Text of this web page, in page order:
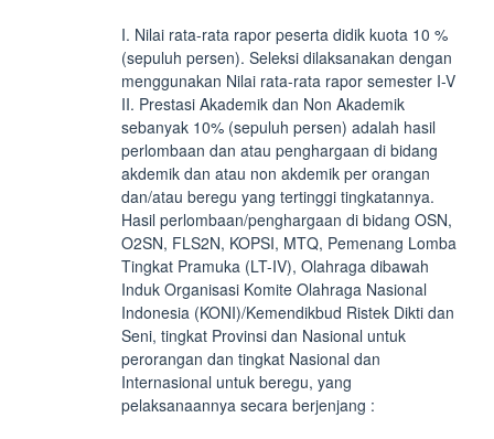
I. Nilai rata-rata rapor peserta didik kuota 10 %
(sepuluh persen). Seleksi dilaksanakan dengan
menggunakan Nilai rata-rata rapor semester I-V
II. Prestasi Akademik dan Non Akademik
sebanyak 10% (sepuluh persen) adalah hasil
perlombaan dan atau penghargaan di bidang
akdemik dan atau non akdemik per orangan
dan/atau beregu yang tertinggi tingkatannya.
Hasil perlombaan/penghargaan di bidang OSN,
O2SN, FLS2N, KOPSI, MTQ, Pemenang Lomba
Tingkat Pramuka (LT-IV), Olahraga dibawah
Induk Organisasi Komite Olahraga Nasional
Indonesia (KONI)/Kemendikbud Ristek Dikti dan
Seni, tingkat Provinsi dan Nasional untuk
perorangan dan tingkat Nasional dan
Internasional untuk beregu, yang
pelaksanaannya secara berjenjang :